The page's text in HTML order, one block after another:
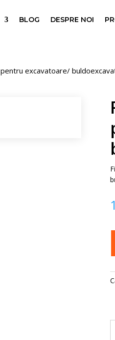
BLOG DESPRE NOI
excavatoare/